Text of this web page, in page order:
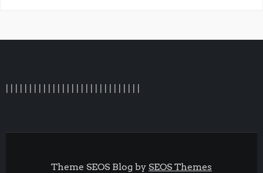
Theme SEOS Blog by SEOS Themes